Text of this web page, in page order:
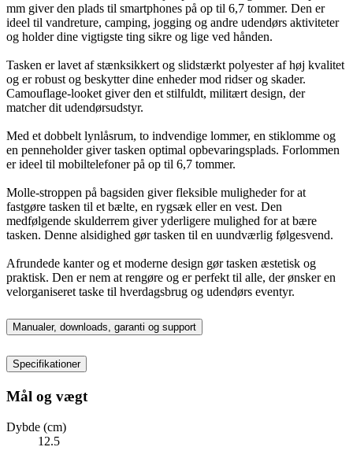
mm giver den plads til smartphones på op til 6,7 tommer. Den er
ideel til vandreture, camping, jogging og andre udendørs aktiviteter
og holder dine vigtigste ting sikre og lige ved hånden.
Tasken er lavet af stænksikkert og slidstærkt polyester af høj kvalitet
og er robust og beskytter dine enheder mod ridser og skader.
Camouflage-looket giver den et stilfuldt, militært design, der
matcher dit udendørsudstyr.
Med et dobbelt lynlåsrum, to indvendige lommer, en stiklomme og
en penneholder giver tasken optimal opbevaringsplads. Forlommen
er ideel til mobiltelefoner på op til 6,7 tommer.
Molle-stroppen på bagsiden giver fleksible muligheder for at
fastgøre tasken til et bælte, en rygsæk eller en vest. Den
medfølgende skulderrem giver yderligere mulighed for at bære
tasken. Denne alsidighed gør tasken til en uundværlig følgesvend.
Afrundede kanter og et moderne design gør tasken æstetisk og
praktisk. Den er nem at rengøre og er perfekt til alle, der ønsker en
velorganiseret taske til hverdagsbrug og udendørs eventyr.
Manualer, downloads, garanti og support
Specifikationer
Mål og vægt
Dybde (cm)
12.5